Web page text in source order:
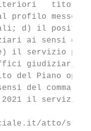
titoli
messo a
d) il positivo
ai sensi
il servizio
giudiziari in
del Piano
del comma 4
il servizio
atto/